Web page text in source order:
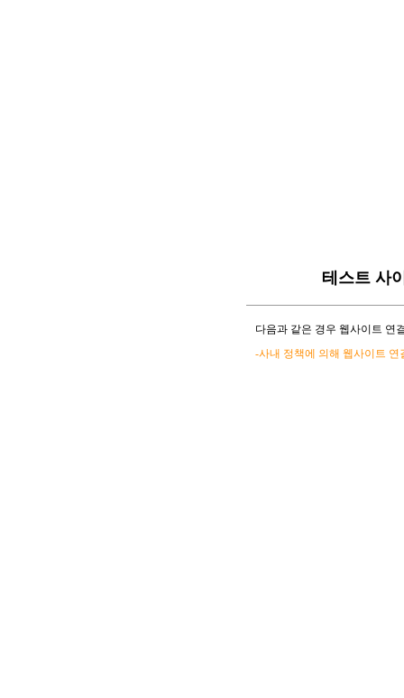
테스트 사
다음과 같은 경우 웹사이트 연
-사내 정책에 의해 웹사이트